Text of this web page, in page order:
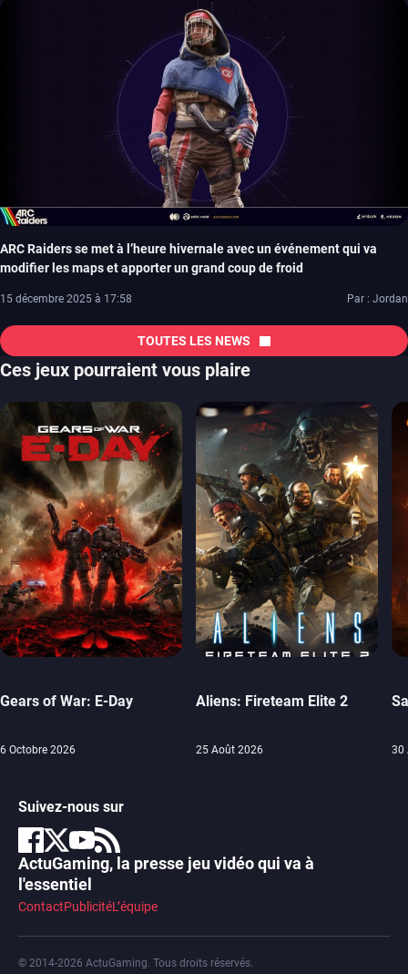
ARC Raiders se met à l’heure hivernale avec un événement qui va
modifier les maps et apporter un grand coup de froid
15 décembre 2025 à 17:58 Par : Jordan
TOUTES LES NEWS
Ces jeux pourraient vous plaire
Gears of War: E-Day
6 Octobre 2026
Aliens: Fireteam Elite 2
25 Août 2026 30
Suivez-nous sur
ActuGaming, la presse jeu vidéo qui va à
l'essentiel
ContactPublicitéL’équipe
© 2014-2026 ActuGaming. Tous droits réservés.